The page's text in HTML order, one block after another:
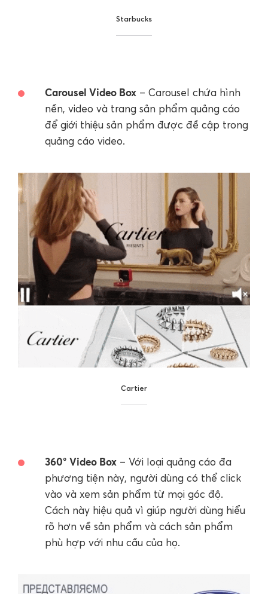
Starbucks
Carousel Video Box – Carousel chứa hình
nền, video và trang sản phẩm quảng cáo
để giới thiệu sản phẩm được đề cập trong
quảng cáo video.
Cartier
360° Video Box – Với loại quảng cáo đa
phương tiện này, người dùng có thể click
vào và xem sản phẩm từ mọi góc độ.
Cách này hiệu quả vì giúp người dùng hiểu
rõ hơn về sản phẩm và cách sản phẩm
phù hợp với nhu cầu của họ.